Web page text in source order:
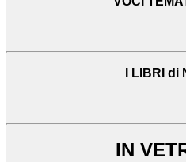
I LIBRI di
IN